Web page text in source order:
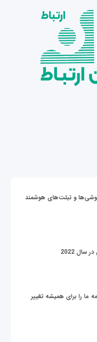
گوشی‌ها و تبلت‌های هوشمند
ما را برای همیشه تغییر